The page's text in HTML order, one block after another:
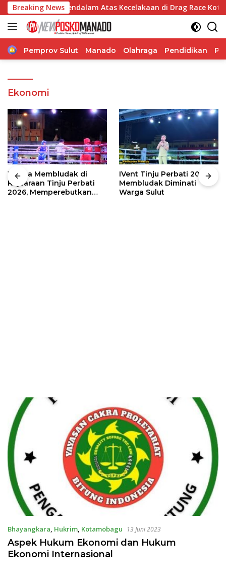
Langsung
ke
konten
Breaking News
Duka Mendalam Atas Kecelakaan di Drag Race Kotamobagu
Home
Pemprov Sulut Manado Olahraga Pendidikan
Ekonomi
Warga Membludak di
Kejuaraan Tinju Perbati
2026, Memperebutkan
IVent Tinju Perbati 2026
Membludak Diminati
Warga Sulut
Bhayangkara, Hukrim, Kotamobagu 13 Juni 2023
Aspek Hukum Ekonomi dan Hukum
Ekonomi Internasional